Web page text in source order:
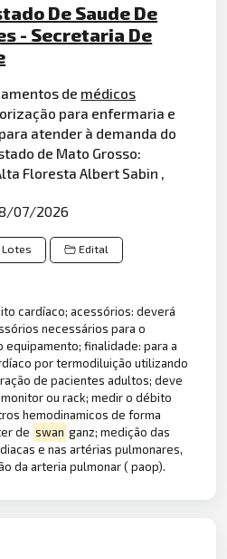
De Saude De
- Secretaria De
de médicos
para enfermaria e
atender à demanda do
de Mato Grosso:
Floresta Albert Sabin ,
07/2026
Lotes Edital
cardíaco; acessórios: deverá
necessários para o
finalidade: para a
por termodiluição utilizando
de pacientes adultos; deve
ou rack; medir o débito
hemodinamicos de forma
de swan ganz; medição das
e nas artérias pulmonares,
da arteria pulmonar ( paop).